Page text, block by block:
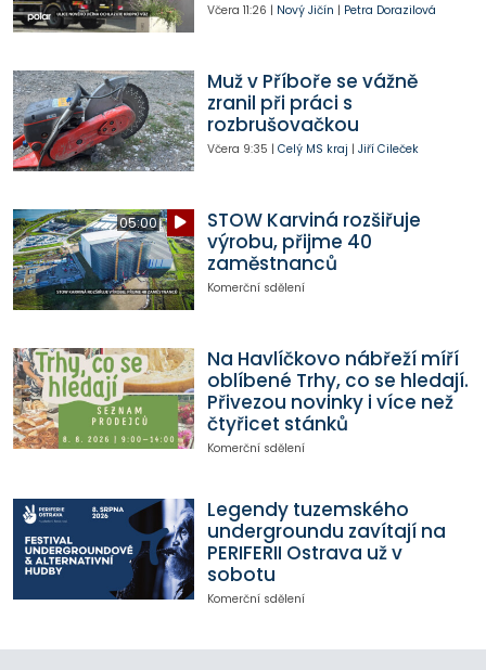
Včera 11:26 | Nový Jičín | Petra Dorazilová
Muž v Příboře se vážně
zranil při práci s
rozbrušovačkou
Včera 9:35 | Celý MS kraj | Jiří Cileček
05:00
STOW Karviná rozšiřuje
výrobu, přijme 40
zaměstnanců
Komerční sdělení
Na Havlíčkovo nábřeží míří
oblíbené Trhy, co se hledají.
Přivezou novinky i více než
čtyřicet stánků
Komerční sdělení
Legendy tuzemského
undergroundu zavítají na
PERIFERII Ostrava už v
sobotu
Komerční sdělení